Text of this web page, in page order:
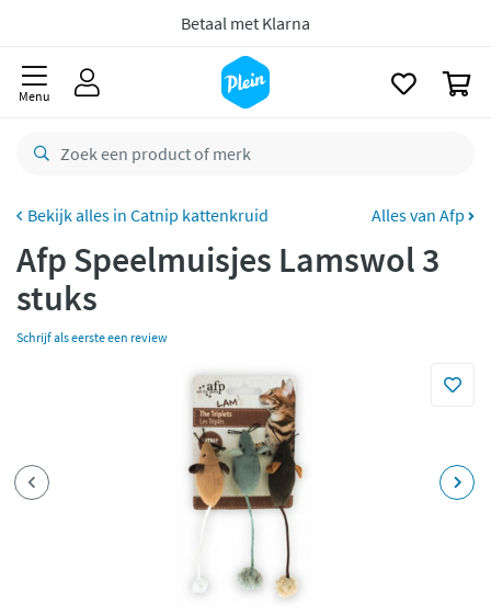
Gratisretourneren
8,8/10
CO2 neutraal
Menu
Catnip kattenkruid Alles van Afp
Afp Speelmuisjes Lamswol 3
stuks
Schrijf als eerste een review